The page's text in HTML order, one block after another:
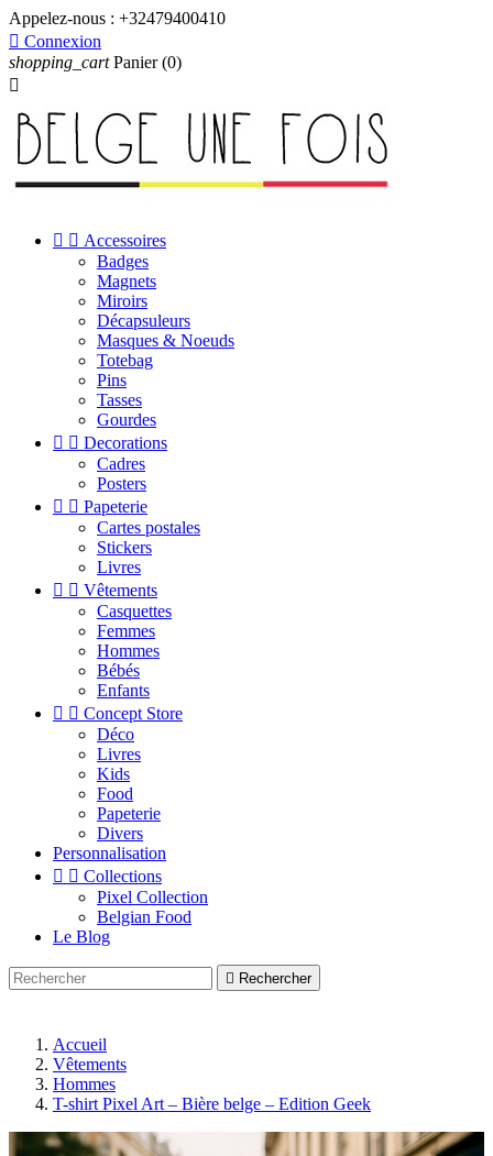
Appelez-nous : +32479400410
 Connexion
shopping_cart Panier (0)

  Accessoires
Badges
Magnets
Miroirs
Décapsuleurs
Masques & Noeuds
Totebag
Pins
Tasses
Gourdes
  Decorations
Cadres
Posters
  Papeterie
Cartes postales
Stickers
Livres
  Vêtements
Casquettes
Femmes
Hommes
Bébés
Enfants
  Concept Store
Déco
Livres
Kids
Food
Papeterie
Divers
Personnalisation
  Collections
Pixel Collection
Belgian Food
Le Blog
 Rechercher
Accueil
Vêtements
Hommes
T-shirt Pixel Art – Bière belge – Edition Geek